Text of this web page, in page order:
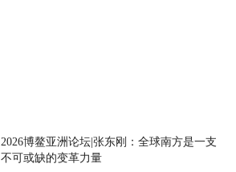
2026博鳌亚洲论坛|张东刚：全球南方是一支
不可或缺的变革力量